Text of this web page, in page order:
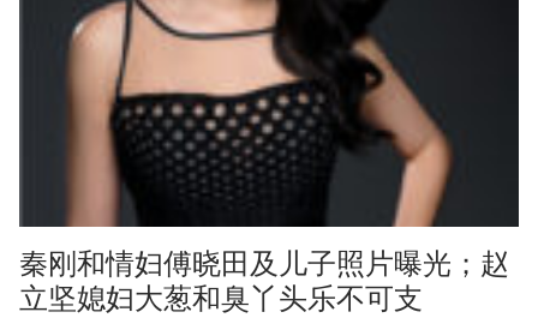
秦刚和情妇傅晓田及儿子照片曝光；赵
立坚媳妇大葱和臭丫头乐不可支